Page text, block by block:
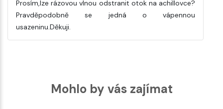
Prosím,lze rázovou vlnou odstranit otok na achillovce?
Pravděpodobně se jedná o vápennou
usazeninu.Děkuji.
Mohlo by vás zajímat